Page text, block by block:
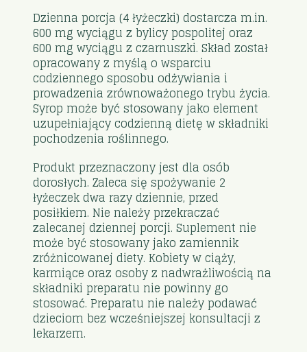
Dzienna porcja (4 łyżeczki) dostarcza m.in.
600 mg wyciągu z bylicy pospolitej oraz
600 mg wyciągu z czarnuszki. Skład został
opracowany z myślą o wsparciu
codziennego sposobu odżywiania i
prowadzenia zrównoważonego trybu życia.
Syrop może być stosowany jako element
uzupełniający codzienną dietę w składniki
pochodzenia roślinnego.
Produkt przeznaczony jest dla osób
dorosłych. Zaleca się spożywanie 2
łyżeczek dwa razy dziennie, przed
posiłkiem. Nie należy przekraczać
zalecanej dziennej porcji. Suplement nie
może być stosowany jako zamiennik
zróżnicowanej diety. Kobiety w ciąży,
karmiące oraz osoby z nadwrażliwością na
składniki preparatu nie powinny go
stosować. Preparatu nie należy podawać
dzieciom bez wcześniejszej konsultacji z
lekarzem.